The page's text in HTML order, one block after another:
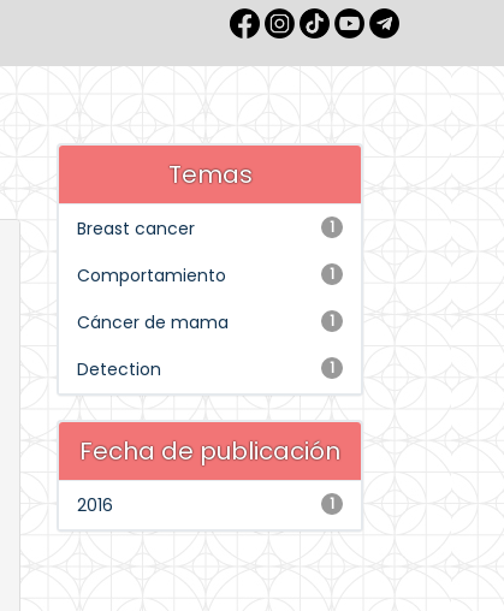
Temas
1
Breast cancer
1
Comportamiento
1
Cáncer de mama
1
Detection
Fecha de publicación
1
2016